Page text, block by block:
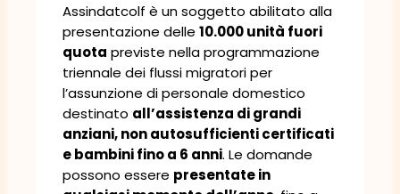
Assindatcolf è un soggetto abilitato alla
presentazione delle 10.000 unità fuori
quota previste nella programmazione
triennale dei flussi migratori per
l’assunzione di personale domestico
destinato all’assistenza di grandi
anziani, non autosufficienti certificati
e bambini fino a 6 anni. Le domande
possono essere presentate in